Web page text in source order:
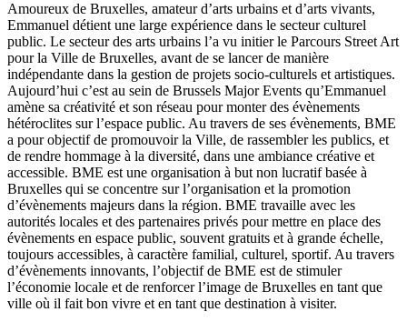
Amoureux de Bruxelles, amateur d’arts urbains et d’arts vivants,
Emmanuel détient une large expérience dans le secteur culturel
public. Le secteur des arts urbains l’a vu initier le Parcours Street Art
pour la Ville de Bruxelles, avant de se lancer de manière
indépendante dans la gestion de projets socio-culturels et artistiques.
Aujourd’hui c’est au sein de Brussels Major Events qu’Emmanuel
amène sa créativité et son réseau pour monter des évènements
hétéroclites sur l’espace public. Au travers de ses évènements, BME
a pour objectif de promouvoir la Ville, de rassembler les publics, et
de rendre hommage à la diversité, dans une ambiance créative et
accessible. BME est une organisation à but non lucratif basée à
Bruxelles qui se concentre sur l’organisation et la promotion
d’évènements majeurs dans la région. BME travaille avec les
autorités locales et des partenaires privés pour mettre en place des
évènements en espace public, souvent gratuits et à grande échelle,
toujours accessibles, à caractère familial, culturel, sportif. Au travers
d’évènements innovants, l’objectif de BME est de stimuler
l’économie locale et de renforcer l’image de Bruxelles en tant que
ville où il fait bon vivre et en tant que destination à visiter.